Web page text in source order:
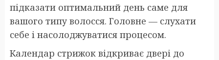
підказати оптимальний день саме для
вашого типу волосся. Головне — слухати
себе і насолоджуватися процесом.
Календар стрижок відкриває двері до